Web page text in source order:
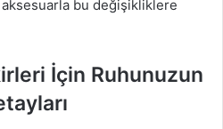
bu değişikliklere
İçin Ruhunuzun